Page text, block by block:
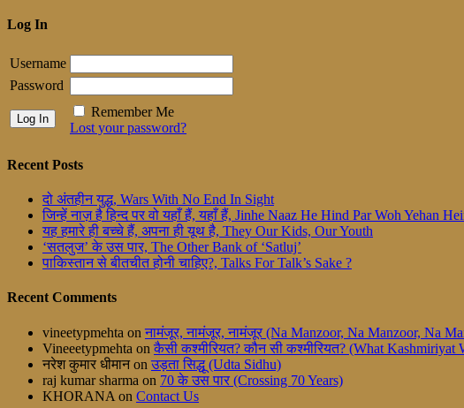
Log In
Username
Password
Remember Me
Lost your password?
Recent Posts
दो अंतहीन युद्ध, Wars With No End In Sight
जिन्हें नाज़ है हिन्द पर वो यहाँ हैं, यहाँ हैं, Jinhe Naaz He Hind Par Woh Yehan
यह हमारे ही बच्चे हैं, अपना ही यूथ है, They Our Kids, Our Youth
‘सतलुज’ के उस पार, The Other Bank of ‘Satluj’
पाकिस्तान से बीतचीत होनी चाहिए?, Talks For Talk’s Sake ?
Recent Comments
vineetypmehta on नामंजूर, नामंजूर, नामंजूर (Na Manzoor, Na Manzoor, Na
Vineeetypmehta on कैसी कश्मीरियत? कौन सी कश्मीरियत? (What Kashmiriyat
नरेश कुमार धीमानon उड़ता सिद्धू (Udta Sidhu)
raj kumar sharma on 70 के उस पार (Crossing 70 Years)
KHORANA on Contact Us